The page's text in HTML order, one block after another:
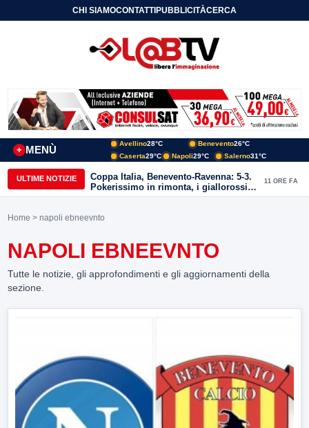
CHI SIAMOCONTATTIPUBBLICITÀCERCA
MENÙ
+
Avellino28°C Benevento26°C
Caserta29°C Napoli29°C Salerno31°C
ULTIME NOTIZIE
Coppa Italia, Benevento-Ravenna: 5-3.
Pokerissimo in rimonta, i giallorossi
passano il turno
11 ORE FA
Home > napoli ebneevnto
NAPOLI EBNEEVNTO
Tutte le notizie, gli approfondimenti e gli aggiornamenti della
sezione.